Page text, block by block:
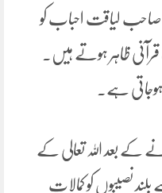
صاحب لیاقت احباب کو
ظاہر ہوتے ہیں۔
ہے۔
کے بعد اللہ تعالی کے
نصیبوں کو کمالات